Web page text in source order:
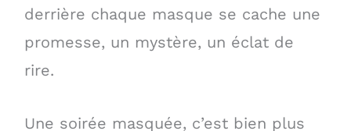
derrière chaque masque se cache une
promesse, un mystère, un éclat de
rire.
Une soirée masquée, c’est bien plus